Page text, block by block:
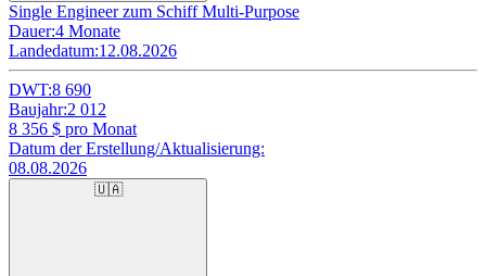
Single Engineer zum Schiff Multi-Purpose
Dauer:4 Monate
Landedatum:12.08.2026
DWT:8 690
Baujahr:2 012
8 356 $ pro Monat
Datum der Erstellung/Aktualisierung:
08.08.2026
🇺🇦